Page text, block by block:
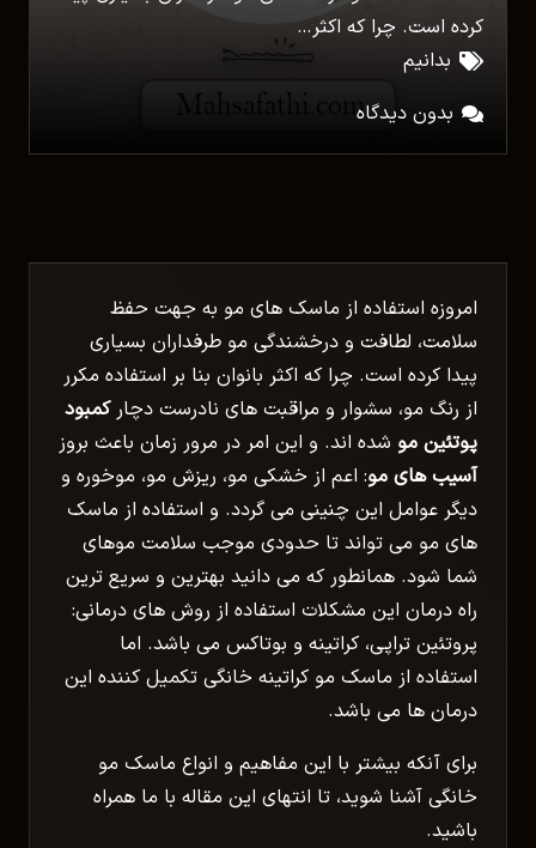
کرده است. چرا که اکثر…
بدانیم
بدون دیدگاه
امروزه استفاده از ماسک های مو به جهت حفظ
سلامت، لطافت و درخشندگی مو طرفداران بسیاری
پیدا کرده است. چرا که اکثر بانوان بنا بر استفاده مکرر
از رنگ مو، سشوار و مراقبت های نادرست دچارکمبود
پوتئین مو شده اند. و این امر در مرور زمان باعث بروز
آسیب های مو: اعم از خشکی مو، ریزش مو، موخوره و
دیگر عوامل این چنینی می گردد. و استفاده از ماسک
های مو می تواند تا حدودی موجب سلامت موهای
شما شود. همانطور که می دانید بهترین و سریع ترین
راه درمان این مشکلات استفاده از روش های درمانی:
پروتئین تراپی، کراتینه و بوتاکس می باشد. اما
استفاده از ماسک مو کراتینه خانگی تکمیل کننده این
درمان ها می باشد.
برای آنکه بیشتر با این مفاهیم و انواع ماسک مو
خانگی آشنا شوید، تا انتهای این مقاله با ما همراه
باشید.